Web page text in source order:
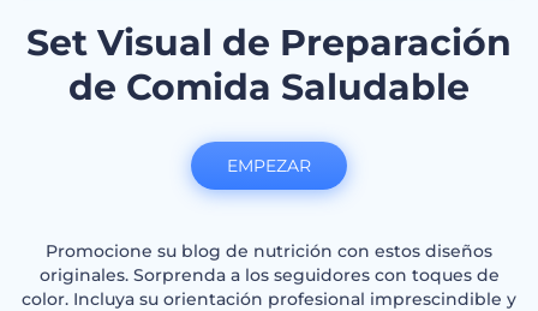
Set Visual de Preparación
de Comida Saludable
Promocione su blog de nutrición con estos diseños
originales. Sorprenda a los seguidores con toques de
color. Incluya su orientación profesional imprescindible y
EMPEZAR